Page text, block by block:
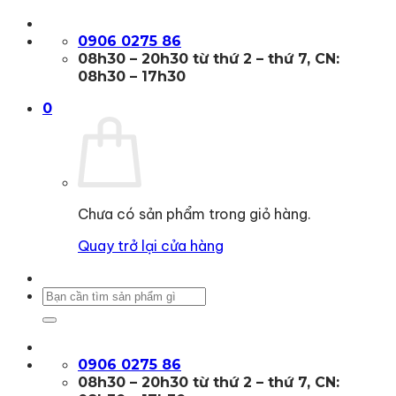
qua
0906 0275 86
08h30 – 20h30 từ thứ 2 – thứ 7, CN:
08h30 – 17h30
0
Chưa có sản phẩm trong giỏ hàng.
Quay trở lại cửa hàng
Tìm
0906 0275 86
08h30 – 20h30 từ thứ 2 – thứ 7, CN: